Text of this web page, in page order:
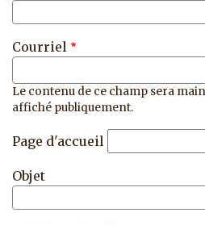
Courriel
Le contenu de ce champ sera
affiché publiquement.
Page d'accueil
Objet